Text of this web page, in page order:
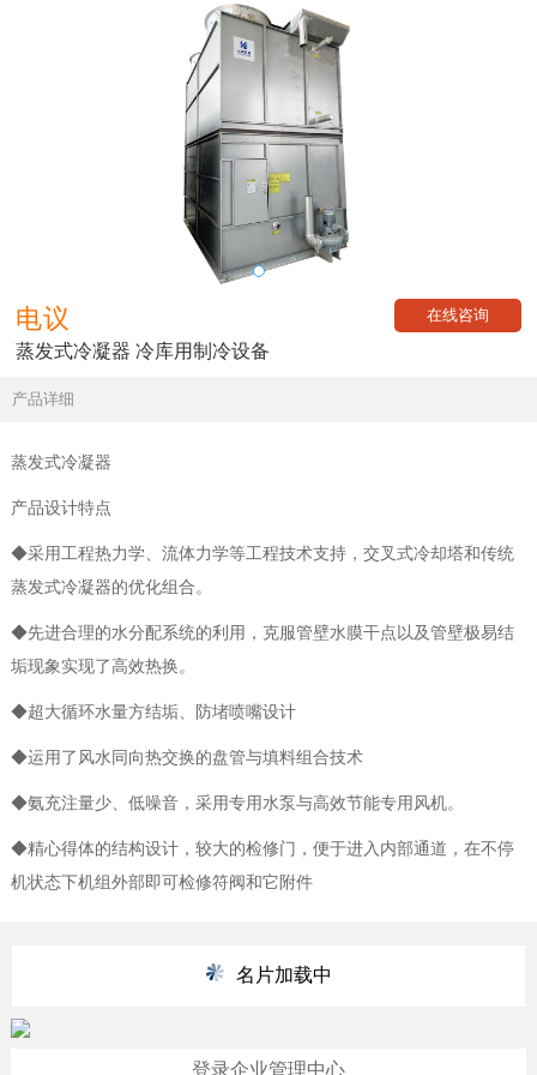
电议 在线咨询
蒸发式冷凝器 冷库用制冷设备
产品详细
蒸发式冷凝器
产品设计特点
◆采用工程热力学、流体力学等工程技术支持，交叉式冷却塔和传统
蒸发式冷凝器的优化组合。
◆先进合理的水分配系统的利用，克服管壁水膜干点以及管壁极易结
垢现象实现了高效热换。
◆超大循环水量方结垢、防堵喷嘴设计
◆运用了风水同向热交换的盘管与填料组合技术
◆氨充注量少、低噪音，采用专用水泵与高效节能专用风机。
◆精心得体的结构设计，较大的检修门，便于进入内部通道，在不停
机状态下机组外部即可检修符阀和它附件
名片加载中
登录企业管理中心